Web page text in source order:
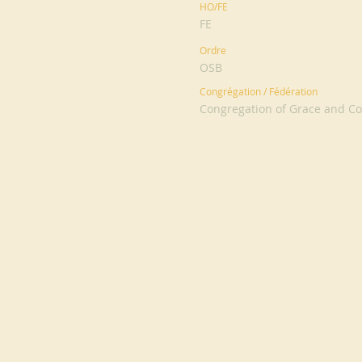
HO/FE
FE
Ordre
OSB
Congrégation / Fédération
Congregation of Grace and